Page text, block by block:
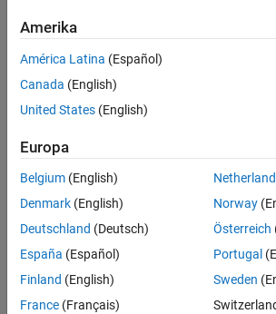
Amerika
América Latina (Español)
Canada (English)
United States (English)
Europa
Belgium (English)
Denmark (English)
Deutschland (Deutsch)
España (Español)
Finland (English)
France (Français)
Norway
Österreich
Portugal
Sweden
Trust Center
Datendiebstahl verhindern
Status von
© 1994-2026 The MathWorks, Inc.